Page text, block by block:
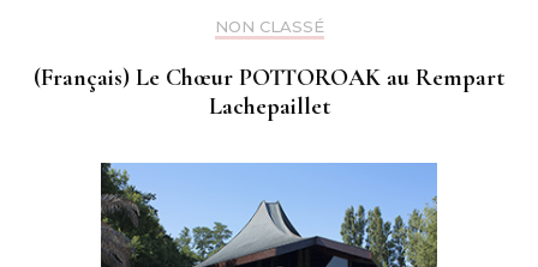
NON CLASSÉ
(Français) Le Chœur POTTOROAK au Rempart
Lachepaillet